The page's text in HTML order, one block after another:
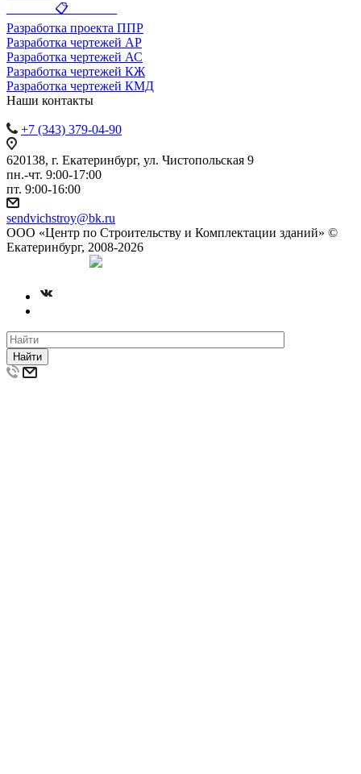
_______ 📋 _______
Разработка проекта ППР
Разработка чертежей АР
Разработка чертежей АС
Разработка чертежей КЖ
Разработка чертежей КМД
Наши контакты
+7 (343) 379-04-90
620138, г. Екатеринбург, ул. Чистопольская 9
пн.-чт. 9:00-17:00
пт. 9:00-16:00
sendvichstroy@bk.ru
ООО «Центр по Строительству и Комплектации зданий» ©
Екатеринбург, 2008-2026
Найти